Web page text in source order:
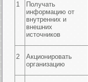
1
Получать
информацию от
внутренних и
внешних
источников
2
Акционировать
организацию